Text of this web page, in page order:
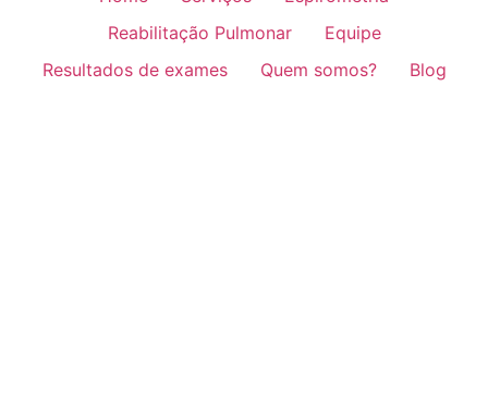
Reabilitação Pulmonar
Equipe
Resultados de exames
Quem somos? Blog